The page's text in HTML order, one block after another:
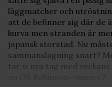
läggmatcher och
att de befinner sig där de
kurva men stranden är
japansk storstad. Nu
sammanslagning snart?
tar vi nya tag med veckans